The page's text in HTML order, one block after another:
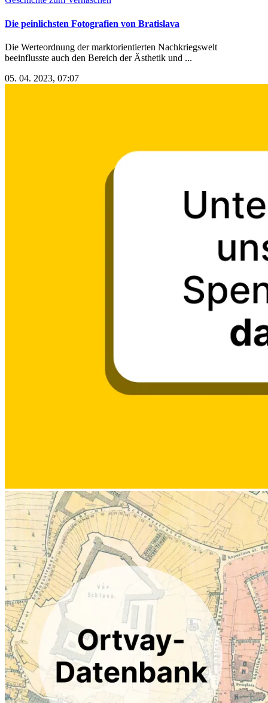
Die peinlichsten Fotografien von Bratislava
Die Werteordnung der marktorientierten Nachkriegswelt
beeinflusste auch den Bereich der Ästhetik und ...
05. 04. 2023, 07:07